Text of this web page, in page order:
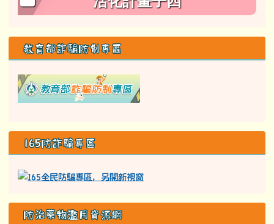
教育部詐騙防制專區
165防詐騙專區
防治藥物濫用資源網